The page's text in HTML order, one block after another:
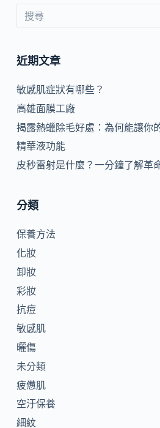
近期文章
敏感肌症狀有哪些？
高雄面膜工廠
揭露熱蠟除毛好處：為何能讓你
精華液功能
皮秒雷射是什麼？一分鐘了解革
分類
保養方法
化妝
卸妝
彩妝
抗痘
敏感肌
曬傷
未分類
疲憊肌
空汙保養
細紋